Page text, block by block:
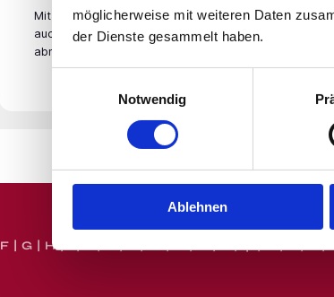
möglicherweise mit weiteren Daten
der Dienste gesammelt haben.
Notwendig
Ablehnen
daher selbstverständlich Unser
klingt vielversprechend? Bei
Minuten und ohne Anschreiben
Wir freuen uns auf eine Bewerbung
Nürnberg
Mit der Eingabe Deiner E-Mail­adresse und dem
auch unsere Datenschutzerklärung. Du erhältst von
abmelden.
F G H